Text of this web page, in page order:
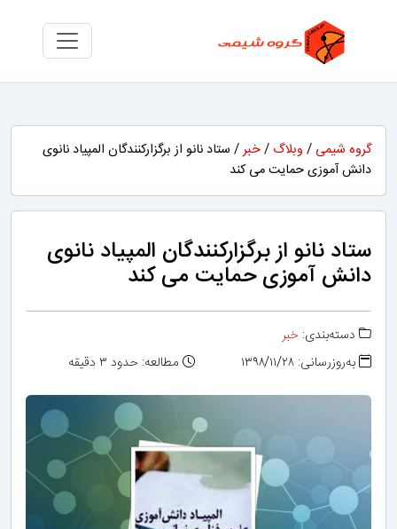
گروه شیمی / وبلاگ /خبر/ ستاد نانو از برگزارکنندگان المپیاد نانوی
دانش آموزی حمایت می کند
ستاد نانو از برگزارکنندگان المپیاد نانوی
دانش آموزی حمایت می کند
دسته‌بندی: خبر
به‌روزرسانی: ۱۳۹۸/۱۱/۲۸
مطالعه: حدود ۳ دقیقه